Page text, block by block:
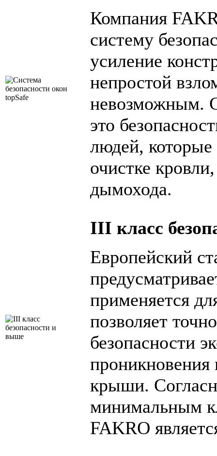
Компания
систему
усиление
непростой
невозможным.
это
людей,
очистке
дымохода.
III класс
Европейский
применяется
позволяет
безопасности
крыши.
минимальным
FAKRO